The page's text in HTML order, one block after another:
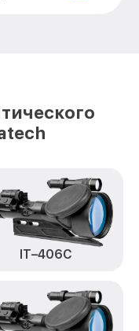
от 590₽
от 650₽
от 590₽
от 1000₽
от 1100₽
IT–406С